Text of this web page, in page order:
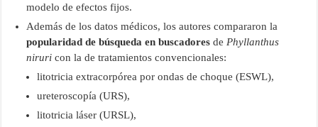
modelo de efectos fijos.
Además de los datos médicos, los autores compararon la
popularidad de búsqueda en buscadores de Phyllanthus
niruri con la de tratamientos convencionales:
litotricia extracorpórea por ondas de choque (ESWL),
ureteroscopía (URS),
litotricia láser (URSL),